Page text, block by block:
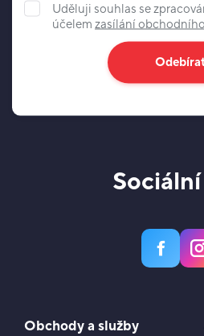
Uděluji souhlas se
účelem zasílání
Obchody a služby